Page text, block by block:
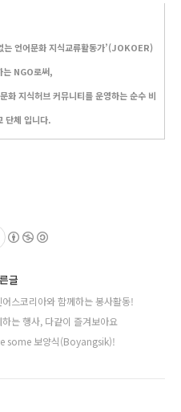
는 언어문화 지식교류활동가’(JOKOER)
는 NGO로써,
화 지식허브 커뮤니티를 운영하는 순수 비
단체 입니다.
글
스코리아와 함께하는 봉사활동!
는 행사, 다같이 즐겨보아요
some 보양식(Boyangsik)!